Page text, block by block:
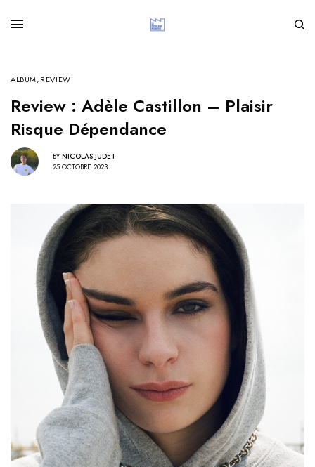
ALBUM,REVIEW
Review : Adèle Castillon – Plaisir
Risque Dépendance
BY NICOLAS JUDET
25 OCTOBRE 2023